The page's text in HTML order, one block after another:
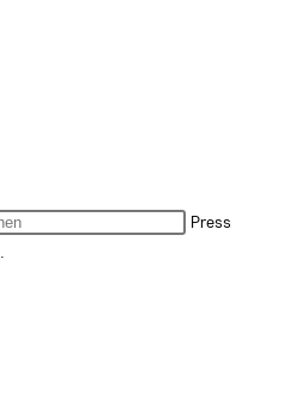
Press